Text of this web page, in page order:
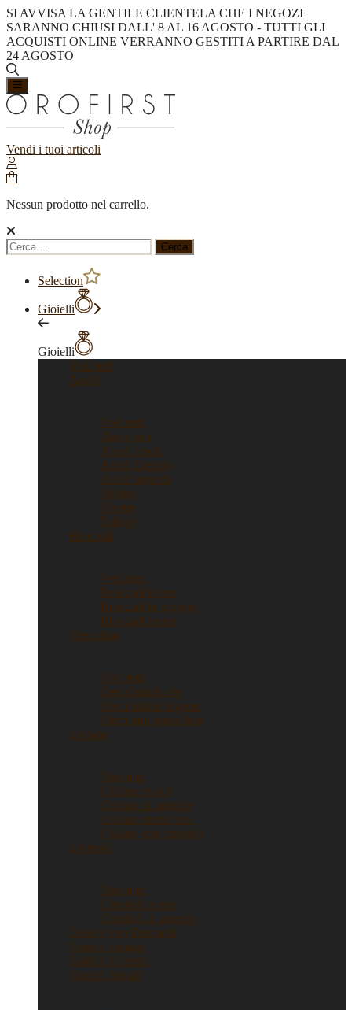
SI AVVISA LA GENTILE CLIENTELA CHE I NEGOZI
SARANNO CHIUSI DALL' 8 AL 16 AGOSTO - TUTTI GLI
ACQUISTI ONLINE VERRANNO GESTITI A PARTIRE DAL
24 AGOSTO
Vendi i tuoi articoli
Nessun prodotto nel carrello.
Ricerca
per:
Selection
Gioielli
Gioielli
Vedi tutti
Anelli
Vedi tutti
Anelli oro
Anelli fascia
Anelli Eternity
Anelli argento
Solitari
Verette
Trilogy
Bracciali
Vedi tutti
Bracciali in oro
Bracciali in argento
Bracciali tennis
Orecchini
Vedi tutti
Orecchini in oro
Orecchini in argento
Orecchini punto luce
Collane
Vedi tutti
Collane in oro
Collane in argento
Collane punto luce
Collane con ciondoli
Ciondoli
Vedi tutti
Ciondoli in oro
Ciondoli in argento
Gioielli con Diamanti
Gioielli vintage
Gioielli d’artista
Gioielli firmati